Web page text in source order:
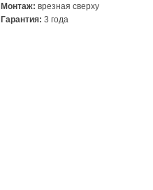
Монтаж: врезная сверху
Гарантия: 3 года